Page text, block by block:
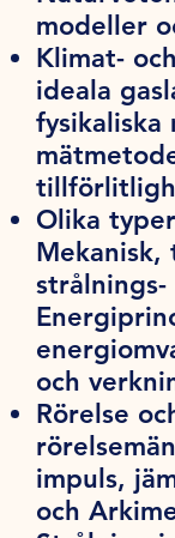
modeller
Klimat-
ideala
fysikaliska
Olika
Mekanisk,
och
Rörelse
impuls,
och